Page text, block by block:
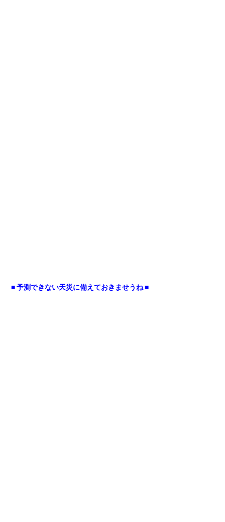
■ 予測できない天災に備えておきませうね ■